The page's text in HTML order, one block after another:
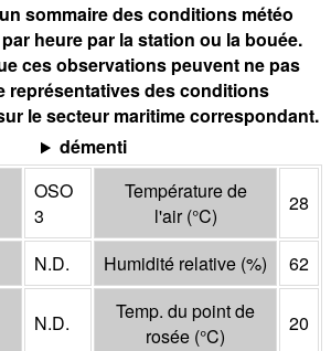
sommaire des conditions météo
heure par la station ou la bouée.
ces observations peuvent ne pas
représentatives des conditions
le secteur maritime correspondant.
démenti
OSO
3
Température de
l'air(°C)
28
N.D. Humidité relative (%) 62
N.D.
Temp. du point de
rosée (°C)
20